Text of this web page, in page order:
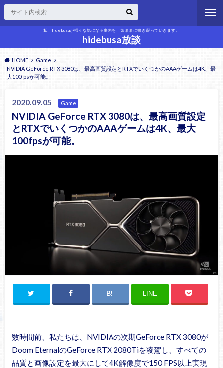
私、hidebusaが様々な気になる事柄を、気ままに書き綴っていきます。
hidebusa放談
HOME
Game
NVIDIA GeForce RTX 3080は、最高画質設定とRTXでいくつかのAAAゲームは4K、最
大100fpsが可能。
2020.09.05 Game
NVIDIA GeForce RTX 3080は、最高画質設定
とRTXでいくつかのAAAゲームは4K、最大
100fpsが可能。
LINE
数時間前、私たちは、NVIDIAの次期GeForce RTX 3080が
Doom EternalのGeForce RTX 2080Tiを凌駕し、すべての
品質と画像設定を最大にして4K解像度で150 FPS以上実現